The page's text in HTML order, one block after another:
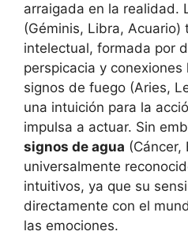
arraigada en la realidad.
(Géminis, Libra, Acuario)
intelectual, formada por
perspicacia y
signos de fuego (Aries,
una intuición para la
impulsa a actuar. Sin
signos de agua (Cáncer,
universalmente
intuitivos, ya que su
directamente con el
las emociones.